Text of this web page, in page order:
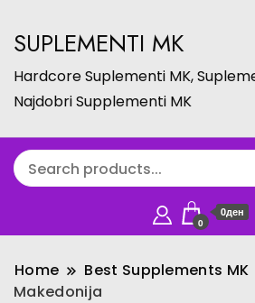
SUPLEMENTI MK
Hardcore Suplementi MK,
Najdobri Supplementi MK
0
0ден
Home Best Supplements MK
Makedonija